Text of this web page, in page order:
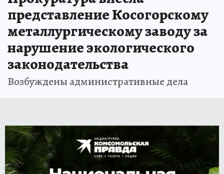
представление Косогорскому
металлургическому заводу за
нарушение экологического
законодательства
Возбуждены административные дела